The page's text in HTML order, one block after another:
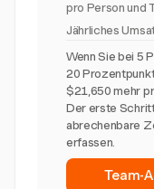
pro Person und
Jährliches
Wenn Sie bei 5
20
$21,650 mehr
Der erste
abrechenbare
erfassen.
Team-